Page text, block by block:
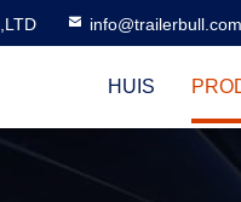
info@trailerbull.com
HUIS